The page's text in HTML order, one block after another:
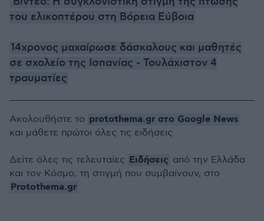
του ελικοπτέρου στη Βόρεια Εύβοια
14χρονος μαχαίρωσε δάσκαλους και μαθητές
σε σχολείο της Ισπανίας - Τουλάχιστον 4
τραυματίες
Ακολουθήστε το protothema.gr στο Google News
και μάθετε πρώτοι όλες τις ειδήσεις
Δείτε όλες τις τελευταίες Ειδήσεις από την Ελλάδα
και τον Κόσμο, τη στιγμή που συμβαίνουν, στο
Protothema.gr